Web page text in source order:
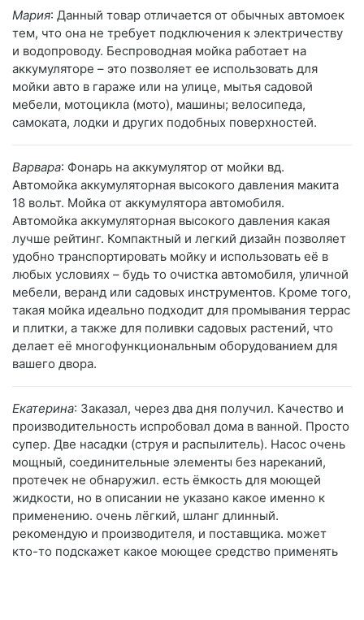
Мария: Данный товар отличается от обычных автомоек
тем, что она не требует подключения к электричеству
и водопроводу. Беспроводная мойка работает на
аккумуляторе – это позволяет ее использовать для
мойки авто в гараже или на улице, мытья садовой
мебели, мотоцикла (мото), машины; велосипеда,
самоката, лодки и других подобных поверхностей.
Варвара: Фонарь на аккумулятор от мойки вд.
Автомойка аккумуляторная высокого давления макита
18 вольт. Мойка от аккумулятора автомобиля.
Автомойка аккумуляторная высокого давления какая
лучше рейтинг. Компактный и легкий дизайн позволяет
удобно транспортировать мойку и использовать её в
любых условиях – будь то очистка автомобиля, уличной
мебели, веранд или садовых инструментов. Кроме того,
такая мойка идеально подходит для промывания террас
и плитки, а также для поливки садовых растений, что
делает её многофункциональным оборудованием для
вашего двора.
Екатерина: Заказал, через два дня получил. Качество и
производительность испробовал дома в ванной. Просто
супер. Две насадки (струя и распылитель). Насос очень
мощный, соединительные элементы без нареканий,
протечек не обнаружил. есть ёмкость для моющей
жидкости, но в описании не указано какое именно к
применению. очень лёгкий, шланг длинный.
рекомендую и производителя, и поставщика. может
кто-то подскажет какое моющее средство применять